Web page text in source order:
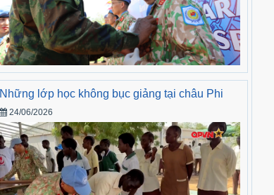
Những lớp học không bục giảng tại châu Phi
24/06/2026